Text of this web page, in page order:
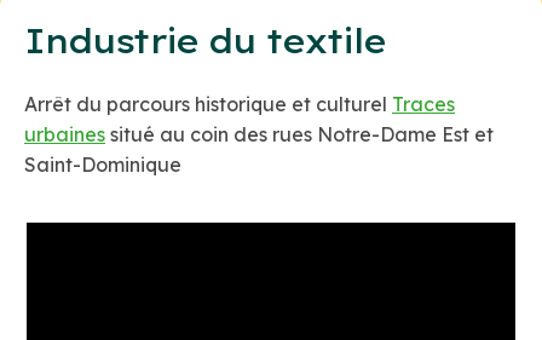
Industrie du textile
Arrêt du parcours historique et culturel Traces
urbaines situé au coin des rues Notre-Dame Est et
Saint-Dominique